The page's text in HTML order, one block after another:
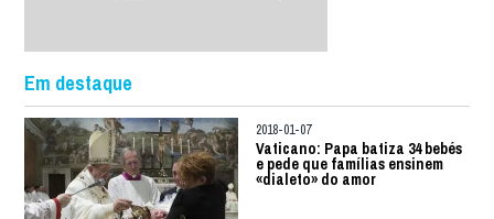
Em destaque
2018-01-07
Vaticano: Papa batiza 34 bebés
e pede que famílias ensinem
«dialeto» do amor